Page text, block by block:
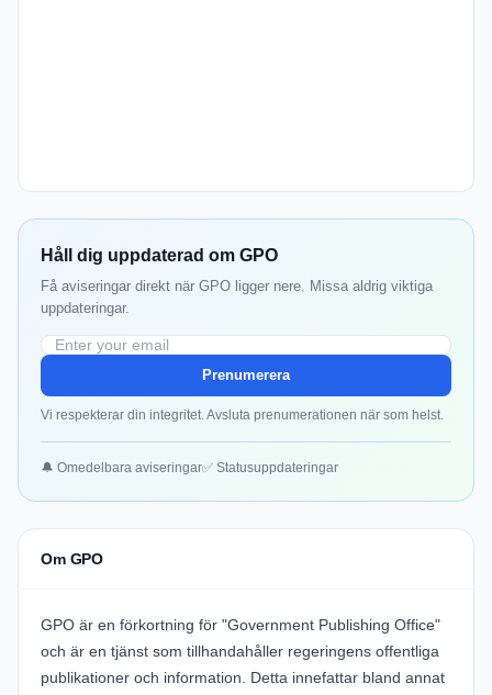
Håll dig uppdaterad om GPO
Få aviseringar direkt när GPO ligger nere. Missa aldrig viktiga
uppdateringar.
Prenumerera
Vi respekterar din integritet. Avsluta prenumerationen när som helst.
🔔 Omedelbara aviseringar✅ Statusuppdateringar
Om GPO
GPO är en förkortning för "Government Publishing Office"
och är en tjänst som tillhandahåller regeringens offentliga
publikationer och information. Detta innefattar bland annat